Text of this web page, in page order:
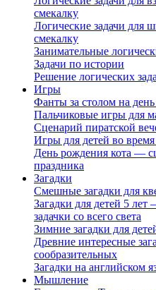
смекалку
Логические задачи для
смекалку
Занимательные
Задачи по истории
Решение логических
Игры
Фанты за столом на
Пальчиковые игры для
Сценарий пиратской
Игры для детей во
День рождения кота —
праздника
Загадки
Смешные загадки для
Загадки для детей 5
задачки со всего света
Зимние загадки для
Древние интересные
сообразительных
Загадки на английском
Мышление